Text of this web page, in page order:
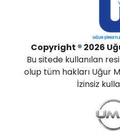
Copyright ® 2026
Bu sitede kullanılan
olup tüm hakları Uğur
İzinsiz